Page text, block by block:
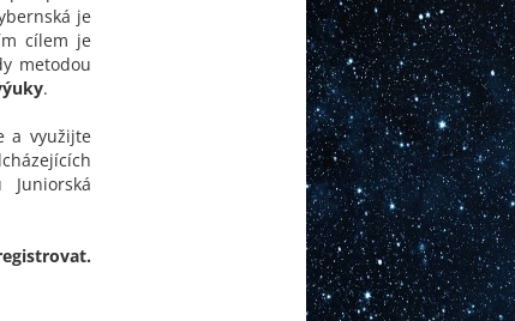
je
cílem je
metodou
.
a využijte